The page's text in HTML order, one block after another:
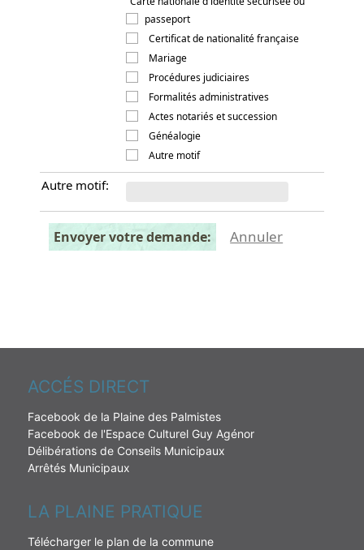
passeport
Certificat de nationalité française
Mariage
Procédures judiciaires
Formalités administratives
Actes notariés et succession
Généalogie
Autre motif
Autre motif:
Envoyer votre demande: Annuler
ACCÉS DIRECT
Facebook de la Plaine des Palmistes
Facebook de l'Espace Culturel Guy Agénor
Délibérations de Conseils Municipaux
Arrêtés Municipaux
LA PLAINE PRATIQUE
Télécharger le plan de la commune